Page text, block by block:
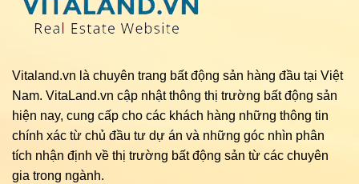
Vitaland.vn là chuyên trang bất động sản hàng đầu tại Việt
Nam. VitaLand.vn cập nhật thông thị trường bất động sản
hiện nay, cung cấp cho các khách hàng những thông tin
chính xác từ chủ đầu tư dự án và những góc nhìn phân
tích nhận định về thị trường bất động sản từ các chuyên
gia trong ngành.